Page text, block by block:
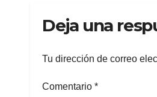
Deja una
Tu dirección de correo
Comentario *